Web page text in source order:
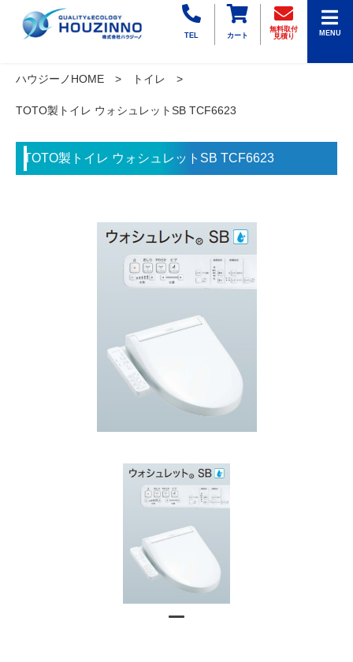
TEL カート
無料取付
見積り
MENU
ハウジーノHOME トイレ
TOTO製トイレ ウォシュレットSB TCF6623
TOTO製トイレ ウォシュレットSB TCF6623